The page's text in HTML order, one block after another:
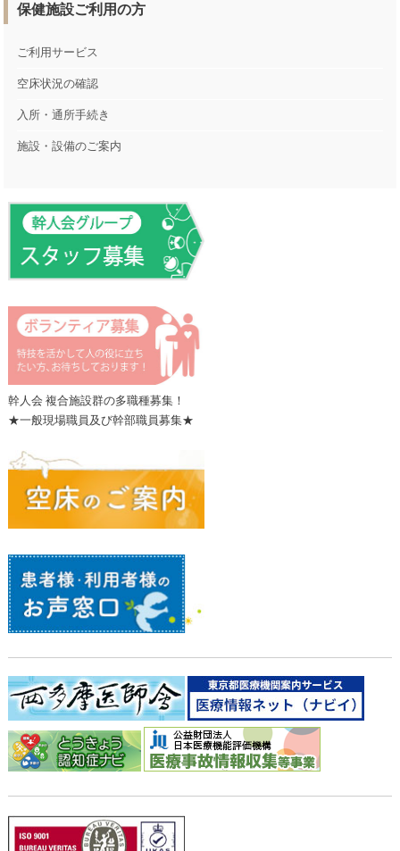
保健施設ご利用の方
ご利用サービス
空床状況の確認
入所・通所手続き
施設・設備のご案内
幹人会 複合施設群の多職種募集！
★一般現場職員及び幹部職員募集★